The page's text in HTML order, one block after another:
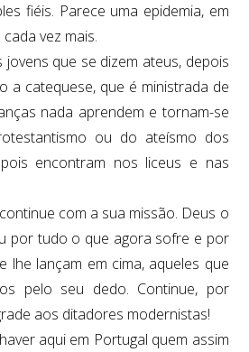
fiéis. Parece uma epidemia, em
vez mais.
jovens que se dizem ateus, depois
a catequese, que é ministrada de
nada aprendem e tornam-se
ou do ateísmo dos
encontram nos liceus e nas
com a sua missão. Deus o
por tudo o que agora sofre e por
lhe lançam em cima, aqueles que
pelo seu dedo. Continue, por
aos ditadores modernistas!
aqui em Portugal quem assim